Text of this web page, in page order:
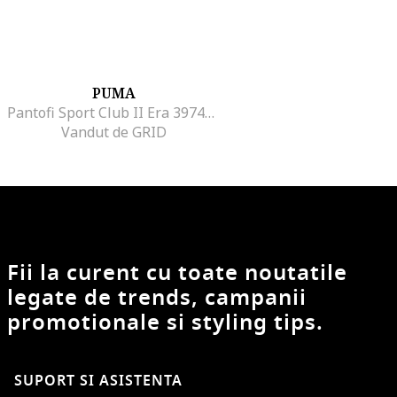
PUMA
Pantofi Sport Club II Era 397447-02, Barbati, Negru
Vandut de GRID
Fii la curent cu toate noutatile
legate de trends, campanii
promotionale si styling tips.
SUPORT SI ASISTENTA